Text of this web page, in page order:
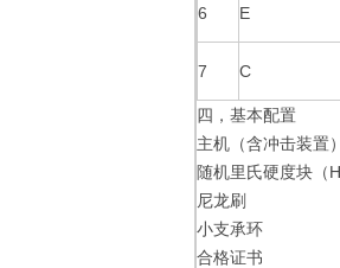
6 E
7 C
四，基本配置
主机（含冲击装置
随机里氏硬度块（
尼龙刷
小支承环
合格证书